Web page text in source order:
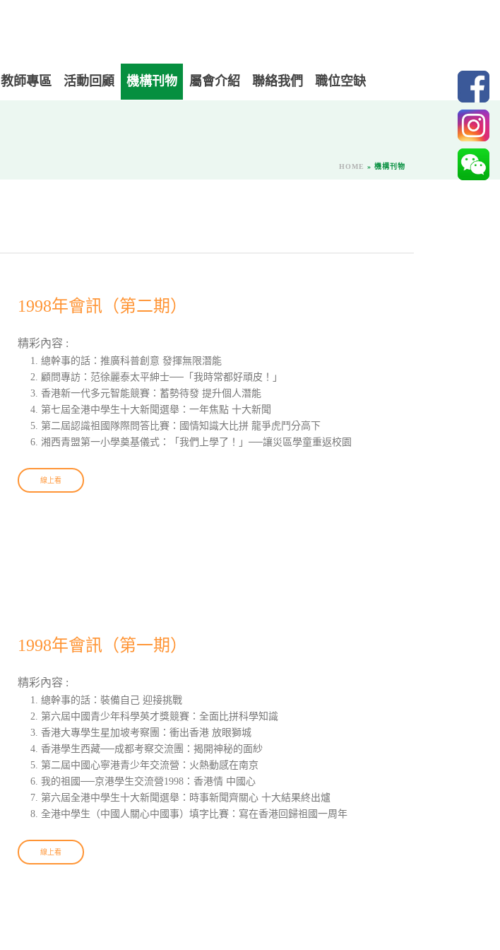
教師專區 活動回顧 機構刊物 屬會介紹 聯絡我們 職位空缺
HOME » 機構刊物
1998年會訊（第二期）
精彩內容 :
總幹事的話：推廣科普創意 發揮無限潛能
顧問專訪：范徐麗泰太平紳士──「我時常都好頑皮！」
香港新一代多元智能競賽：蓄勢待發 提升個人潛能
第七屆全港中學生十大新聞選舉：一年焦點 十大新聞
第二屆認識祖國隊際問答比賽：國情知識大比拼 龍爭虎鬥分高下
湘西青盟第一小學奠基儀式：「我們上學了！」──讓災區學童重返校園
線上看
1998年會訊（第一期）
精彩內容 :
總幹事的話：裝備自己 迎接挑戰
第六屆中國青少年科學英才獎競賽：全面比拼科學知識
香港大專學生星加坡考察團：衝出香港 放眼獅城
香港學生西藏──成都考察交流團：揭開神秘的面紗
第二屆中國心寧港青少年交流營：火熱動感在南京
我的祖國──京港學生交流營1998：香港情 中國心
第六屆全港中學生十大新聞選舉：時事新聞齊關心 十大結果終出爐
全港中學生（中國人關心中國事）填字比賽：寫在香港回歸祖國一周年
線上看